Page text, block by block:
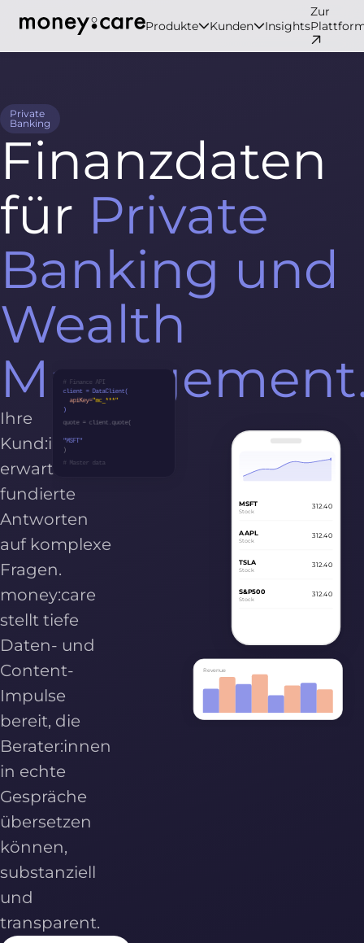
Produkte Kunden Insights
Zur
Private
Banking
Finanzdaten
für Private
Banking und
Wealth
Ihre
Kund:innen
erwarten
fundierte
Antworten
auf komplexe
Fragen.
money:care
stellt tiefe
Daten- und
Content-
Impulse
bereit, die
Berater:innen
in echte
Gespräche
übersetzen
können,
substanziell
und
transparent.
# Finance API
client = DataClient(
apiKey="mc_***"
)
quote = client.quote(
"MSFT"
)
# Master data
MSFT
Stock
312.40
AAPL
Stock
312.40
TSLA
Stock
312.40
S&P500
Stock
312.40
Revenue